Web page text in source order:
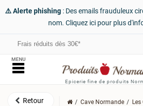
⚠️ Alerte phishing : Des emails frauduleux
nom. Cliquez ici pour plus
Frais réduits dès 30€*
Epicerie fine de produits
MENU
Cave Normande